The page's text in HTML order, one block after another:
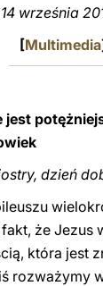
14 września
[Multimedia
jest
dzień
że Jezus
która jest
rozważymy